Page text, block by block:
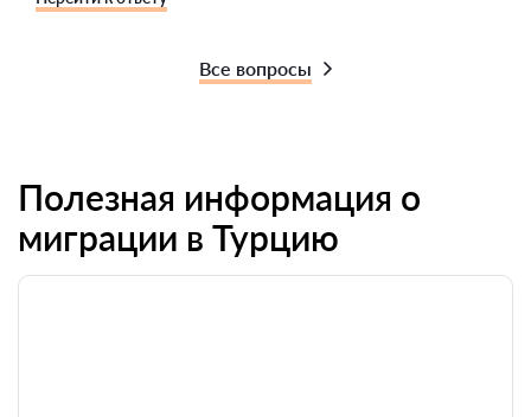
Все вопросы
Полезная информация о
миграции в Турцию